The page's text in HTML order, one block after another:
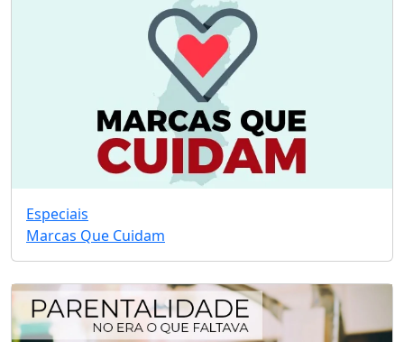
Especiais
Marcas Que Cuidam